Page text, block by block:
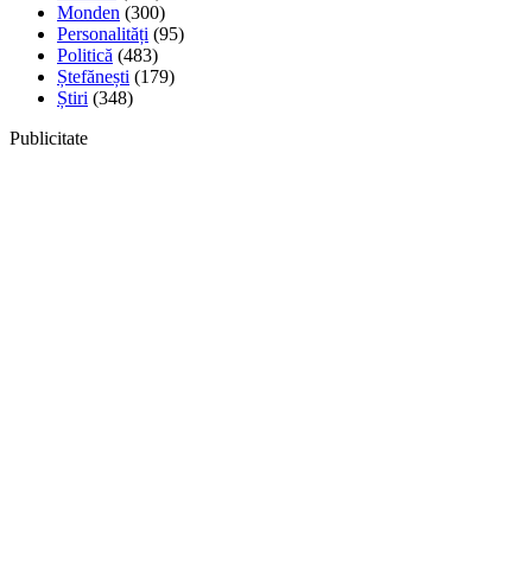
Monden (300)
Personalități (95)
Politică (483)
Ștefănești (179)
Știri (348)
Publicitate